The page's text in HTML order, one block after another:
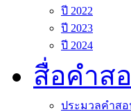
ปี 2022
ปี 2023
ปี 2024
สื่อคำส
ประมวลคำสอ